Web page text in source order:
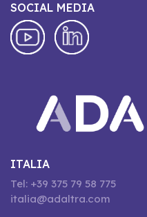
SOCIAL MEDIA
ITALIA
Tel: +39 375 79 58 775
italia@adaltra.com